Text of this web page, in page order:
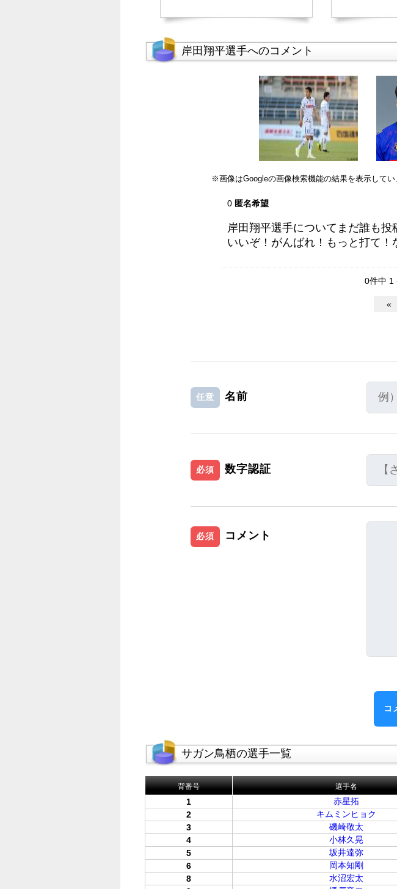
岸田翔平選手へのコメント
※画像はGoogleの画像検索機能の結果を表示して
0 匿名希望
岸田翔平選手についてまだ誰も投
いいぞ！がんばれ！もっと打て！
0件中 1
«
任意 名前
必須 数字認証
必須 コメント
サガン鳥栖の選手一覧
背番号 選手名
1 赤星拓
2
キムミンヒョク
3
磯崎敬太
4
小林久晃
5
坂井達弥
6
岡本知剛
8
水沼宏太